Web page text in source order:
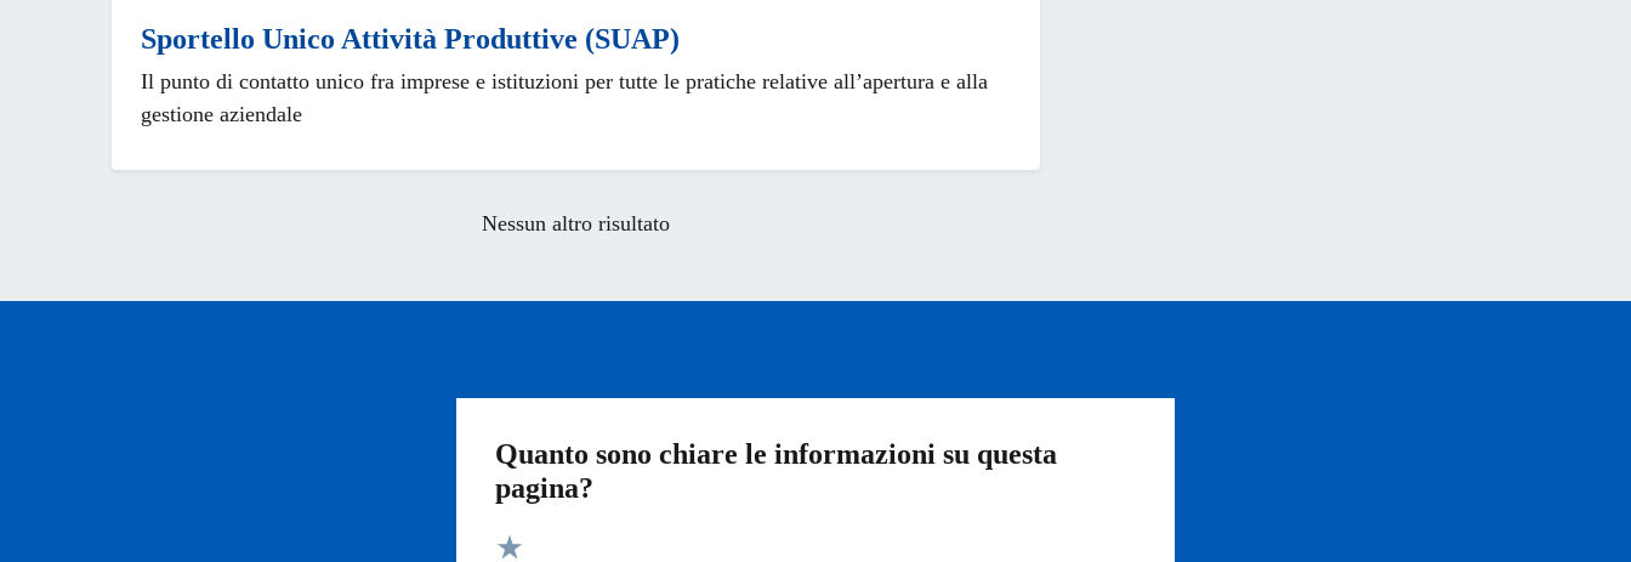
Sportello Unico Attività Produttive (SUAP)
Il punto di contatto unico fra imprese e istituzioni per tutte le pratiche relative all’apertura e alla
gestione aziendale
Nessun altro risultato
Quanto sono chiare le informazioni su questa
pagina?